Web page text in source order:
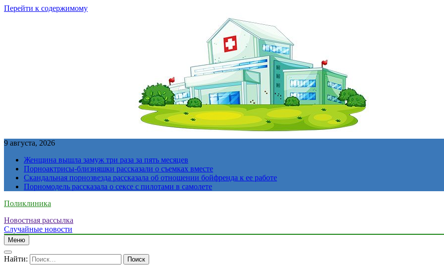
Перейти к содержимому
9 августа, 2026
Женщина вышла замуж три раза за пять месяцев
Порноактрисы-близняшки рассказали о съемках вместе
Скандальная порнозвезда рассказала об отношении бойфренда к ее работе
Порномодель рассказала о сексе с пилотами в самолете
Поликлиника
Новостная рассылка
Случайные новости
Меню
Найти: